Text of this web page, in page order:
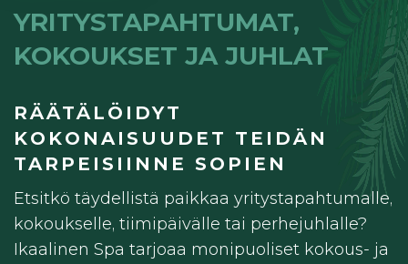
YRITYSTAPAHTUMAT,
KOKOUKSET JA JUHLAT
RÄÄTÄLÖIDYT
KOKONAISUUDET TEIDÄN
TARPEISIINNE SOPIEN
Etsitkö täydellistä paikkaa yritystapahtumalle,
kokoukselle, tiimipäivälle tai perhejuhlalle?
Ikaalinen Spa tarjoaa monipuoliset kokous- ja